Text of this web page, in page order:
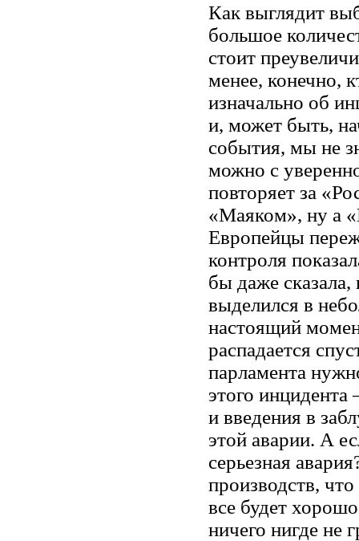
Как выглядит
большое
стоит
менее, конечно,
изначально об
и, может быть,
события, мы не
можно с
повторяет за
«Маяком», ну а
Европейцы
контроля
бы даже
выделился в
настоящий
распадается
парламента
этого
и введения в
этой аварии. А
серьезная
производств,
все будет
ничего нигде не